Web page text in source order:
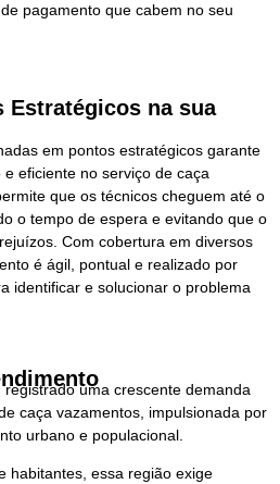
pagamento que cabem no seu
Estratégicos na sua
em pontos estratégicos garante
eficiente no serviço de caça
que os técnicos cheguem até o
o tempo de espera e evitando que o
Com cobertura em diversos
é ágil, pontual e realizado por
identificar e solucionar o problema
registrado uma crescente demanda
caça vazamentos, impulsionada por
urbano e populacional.
habitantes, essa região exige